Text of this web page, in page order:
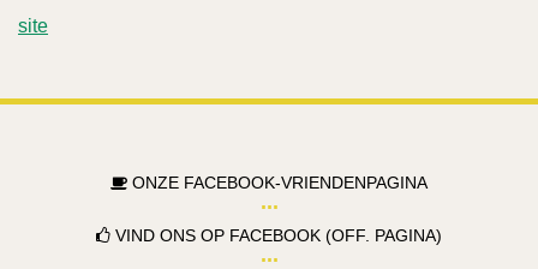
site
ONZE FACEBOOK-VRIENDENPAGINA
VIND ONS OP FACEBOOK (OFF. PAGINA)